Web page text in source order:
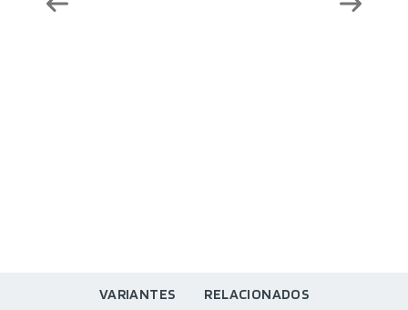
VARIANTES RELACIONADOS